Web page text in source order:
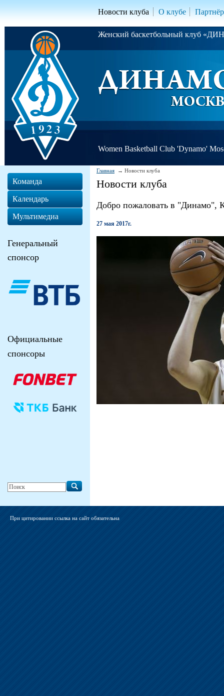
Новости клуба О клубе
Женский баскетбольный клуб
Women Basketball Club 'Dynamo'
Главная Новости клуба
Новости клуба
Добро пожаловать в "Динамо",
27 мая 2017г.
Команда
Календарь
Мультимедиа
Генеральный
спонсор
Официальные
спонсоры
При цитировании ссылка на сайт обязательна